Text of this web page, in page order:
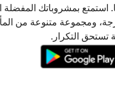
استمتع بمشروباتك
ومجموعة متنوعة من
تستحق التكرار.